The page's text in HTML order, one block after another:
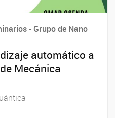
- Grupo de Nano
automático a
Mecánica